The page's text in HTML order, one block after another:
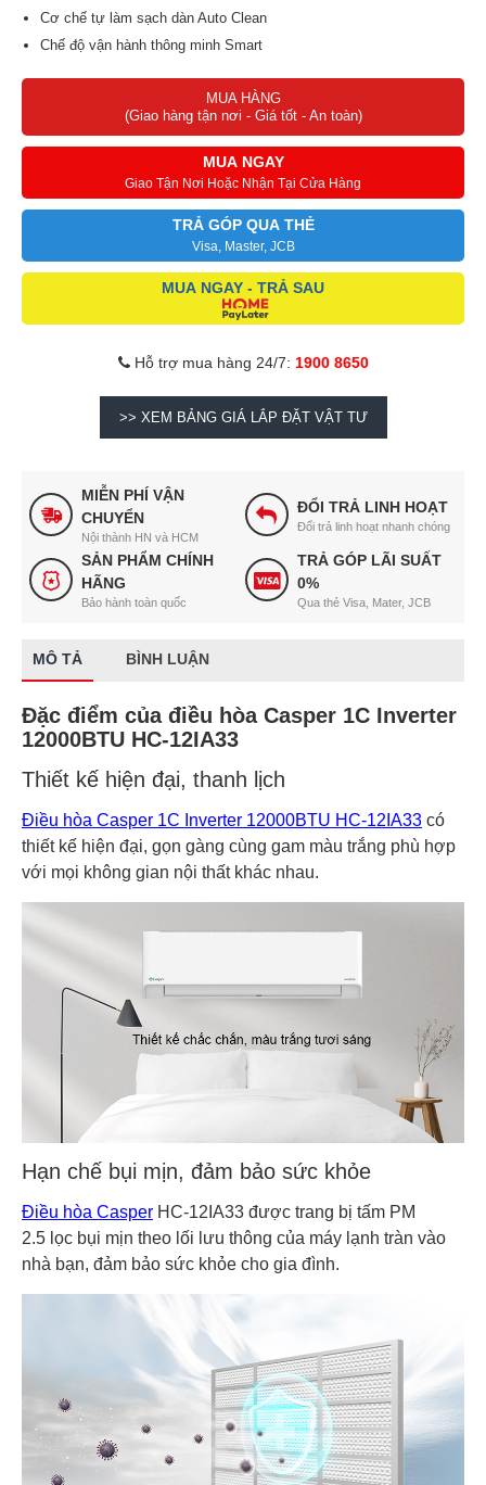
Cơ chế tự làm sạch dàn Auto Clean
Chế độ vận hành thông minh Smart
MUA HÀNG
(Giao hàng tận nơi - Giá tốt - An toàn)
MUA NGAY
Giao Tận Nơi Hoặc Nhận Tại Cửa Hàng
TRẢ GÓP QUA THẺ
Visa, Master, JCB
MUA NGAY - TRẢ SAU
Hỗ trợ mua hàng 24/7: 1900 8650
>> XEM BẢNG GIÁ LẮP ĐẶT VẬT TƯ
MIỄN PHÍ VẬN
CHUYỂN
Nội thành HN và HCM
ĐỔI TRẢ LINH HOẠT
Đổi trả linh hoạt nhanh chóng
SẢN PHẨM CHÍNH
HÃNG
Bảo hành toàn quốc
TRẢ GÓP LÃI SUẤT
0%
Qua thẻ Visa, Mater, JCB
MÔ TẢ BÌNH LUẬN
Đặc điểm của điều hòa Casper 1C Inverter
12000BTU HC-12IA33
Thiết kế hiện đại, thanh lịch
Điều hòa Casper 1C Inverter 12000BTU HC-12IA33 có
thiết kế hiện đại, gọn gàng cùng gam màu trắng phù hợp
với mọi không gian nội thất khác nhau.
Hạn chế bụi mịn, đảm bảo sức khỏe
Điều hòa Casper HC-12IA33 được trang bị tấm PM
2.5 lọc bụi mịn theo lối lưu thông của máy lạnh tràn vào
nhà bạn, đảm bảo sức khỏe cho gia đình.